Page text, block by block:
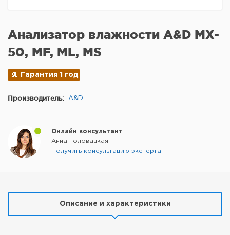
Анализатор влажности A&D MX-
50, MF, ML, MS
Гарантия 1 год
Производитель: A&D
Онлайн консультант
Анна Головацкая
Получить консультацию эксперта
Описание и характеристики